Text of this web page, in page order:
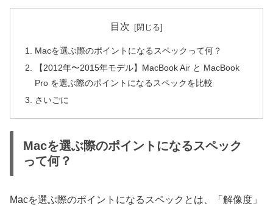
目次
Macを選ぶ際のポイントになるスペックって何？
【2012年〜2015年モデル】MacBook Air と MacBook
Pro を選ぶ際のポイントになるスペックを比較
さいごに
Macを選ぶ際のポイントになるスペック
って何？
Macを選ぶ際のポイントになるスペックとは、「解像度」